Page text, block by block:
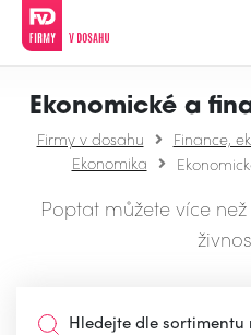
Ekonomické a
Firmy v dosahu
Finance,
Ekonomika
Poptat můžete více
Hledejte dle sortimentu